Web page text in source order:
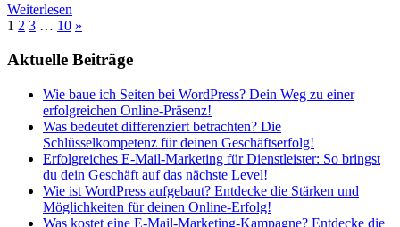
Weiterlesen
Seitennummerierung
der
1 2 3 … 10 Nächste
»
Aktuelle Beiträge
Wie baue ich Seiten bei WordPress? Dein Weg zu einer
erfolgreichen Online-Präsenz!
Was bedeutet differenziert betrachten? Die
Schlüsselkompetenz für deinen Geschäftserfolg!
Erfolgreiches E-Mail-Marketing für Dienstleister: So bringst
du dein Geschäft auf das nächste Level!
Wie ist WordPress aufgebaut? Entdecke die Stärken und
Möglichkeiten für deinen Online-Erfolg!
Was kostet eine E-Mail-Marketing-Kampagne? Entdecke die